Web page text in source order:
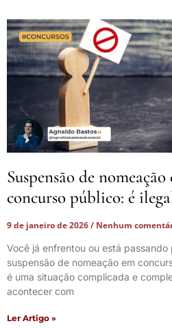
Suspensão de nomeação
concurso público: é
9 de janeiro de 2026
Nenhum
Você já enfrentou ou está passando
suspensão de nomeação em
é uma situação complicada e
acontecer com
Ler Artigo »